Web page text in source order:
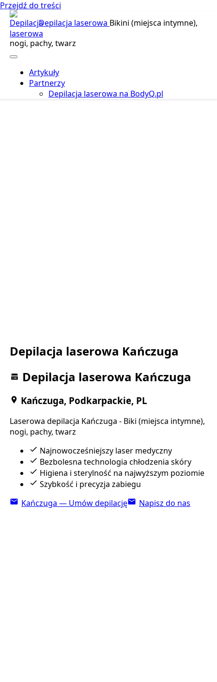
Przejdź do treści
Depilacja laserowa Bikini (miejsca intymne),
nogi, pachy, twarz
Artykuły
Partnerzy
Depilacja laserowa na BodyQ.pl
Depilacja laserowa Kańczuga
Depilacja laserowa Kańczuga
Kańczuga, Podkarpackie, PL
Laserowa depilacja Kańczuga - Biki (miejsca intymne),
nogi, pachy, twarz
Najnowocześniejszy laser medyczny
Bezbolesna technologia chłodzenia skóry
Higiena i sterylność na najwyższym poziomie
Szybkość i precyzja zabiegu
Kańczuga — Umów depilację
Napisz do nas